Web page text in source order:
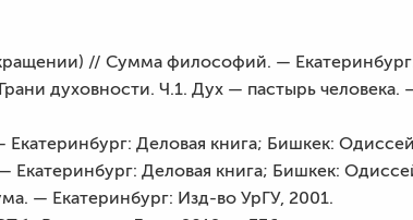
// Сумма философий. —
духовности. Ч.1. Дух — пастырь человека.
Деловая книга; Бишкек:
Екатеринбург: Деловая книга; Бишкек:
— Екатеринбург: Изд-во УрГУ, 2001.